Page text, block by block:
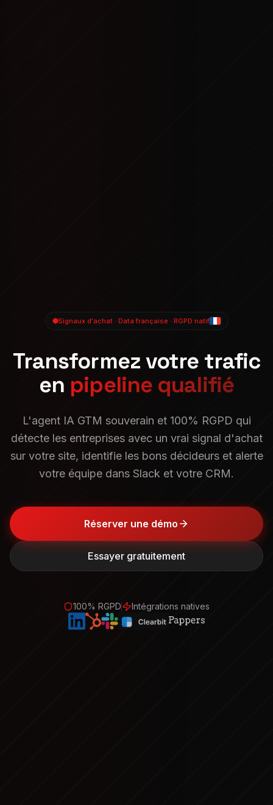
Signaux d'achat · Data française · RGPD natif
Transformez votre trafic
en pipeline qualifié
L'agent IA GTM souverain et 100% RGPD qui
détecte les entreprises avec un vrai signal d'achat
sur votre site, identifie les bons décideurs et alerte
votre équipe dans Slack et votre CRM.
Réserver une démo
Essayer gratuitement
100% RGPD Intégrations natives